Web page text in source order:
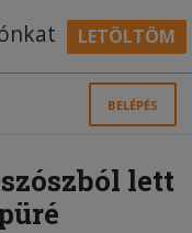
LETÖLTÖM
BELÉPÉS
lett